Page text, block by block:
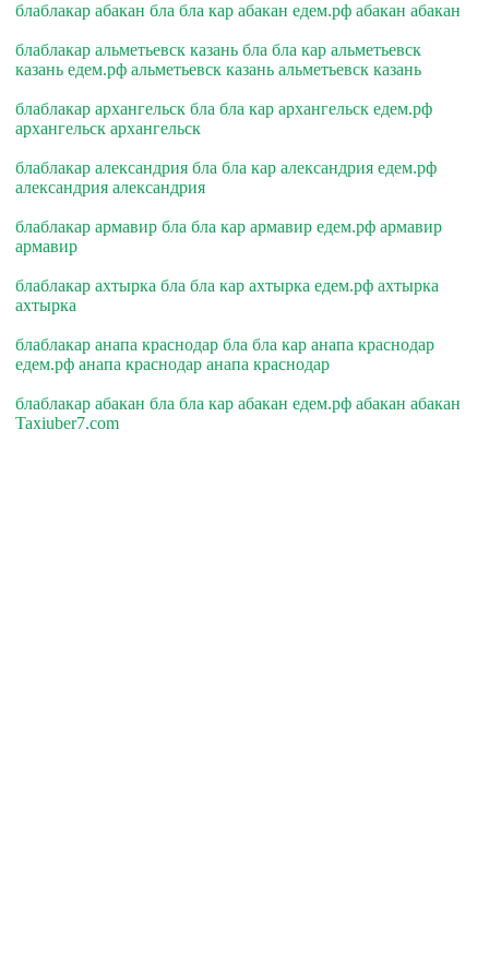
блаблакар абакан бла бла кар абакан едем.рф абакан абакан
блаблакар альметьевск казань бла бла кар альметьевск
казань едем.рф альметьевск казань альметьевск казань
блаблакар архангельск бла бла кар архангельск едем.рф
архангельск архангельск
блаблакар александрия бла бла кар александрия едем.рф
александрия александрия
блаблакар армавир бла бла кар армавир едем.рф армавир
армавир
блаблакар ахтырка бла бла кар ахтырка едем.рф ахтырка
ахтырка
блаблакар анапа краснодар бла бла кар анапа краснодар
едем.рф анапа краснодар анапа краснодар
блаблакар абакан бла бла кар абакан едем.рф абакан абакан
Taxiuber7.com